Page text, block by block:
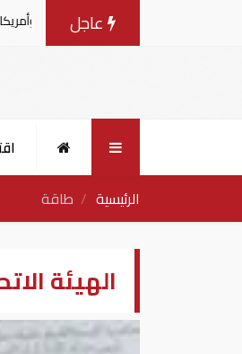
عاجل
مع إسرائيل.. وأمريكا تضغط لوقف
الرئيسية
طاقة
الهيئة